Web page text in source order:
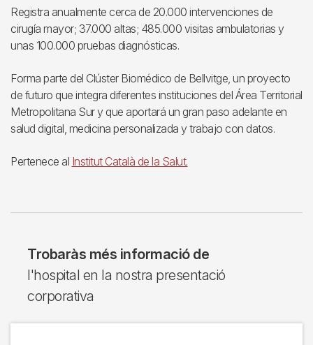
Registra anualmente cerca de 20.000 intervenciones de
cirugía mayor; 37.000 altas; 485.000 visitas ambulatorias y
unas 100.000 pruebas diagnósticas.
Forma parte del Clúster Biomédico de Bellvitge, un proyecto
de futuro que integra diferentes instituciones del Área Territorial
Metropolitana Sur y que aportará un gran paso adelante en
salud digital, medicina personalizada y trabajo con datos.
Pertenece al Institut Català de la Salut.
Trobaràs més informació de
l'hospital en la nostra presentació
corporativa